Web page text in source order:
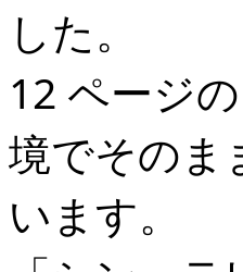
した。
12 ページ
境でそのま
います。